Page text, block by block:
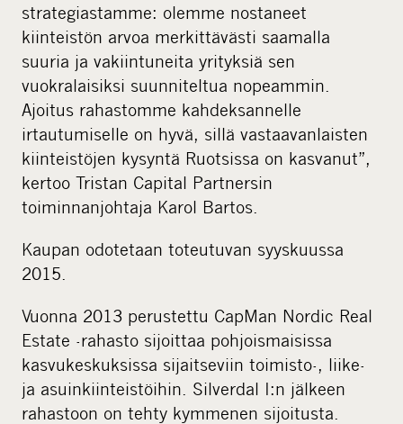
strategiastamme: olemme nostaneet
kiinteistön arvoa merkittävästi saamalla
suuria ja vakiintuneita yrityksiä sen
vuokralaisiksi suunniteltua nopeammin.
Ajoitus rahastomme kahdeksannelle
irtautumiselle on hyvä, sillä vastaavanlaisten
kiinteistöjen kysyntä Ruotsissa on kasvanut”,
kertoo Tristan Capital Partnersin
toiminnanjohtaja Karol Bartos.
Kaupan odotetaan toteutuvan syyskuussa
2015.
Vuonna 2013 perustettu CapMan Nordic Real
Estate -rahasto sijoittaa pohjoismaisissa
kasvukeskuksissa sijaitseviin toimisto-, liike-
ja asuinkiinteistöihin. Silverdal I:n jälkeen
rahastoon on tehty kymmenen sijoitusta.